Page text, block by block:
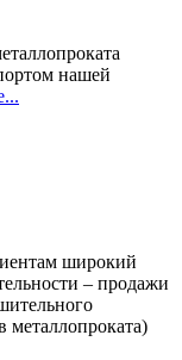
нашей
широкий
– продажи
металлопроката)